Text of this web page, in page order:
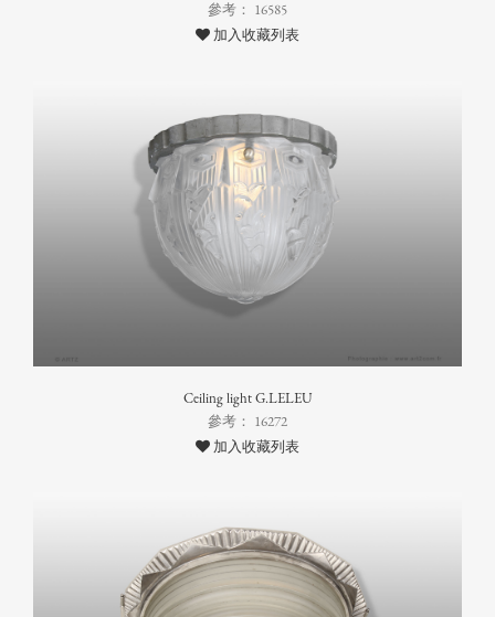
參考： 16585
加入收藏列表
Ceiling light G.LELEU
參考： 16272
加入收藏列表